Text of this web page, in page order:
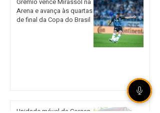
Arena e avança às quartas
de final da Copa do Brasil